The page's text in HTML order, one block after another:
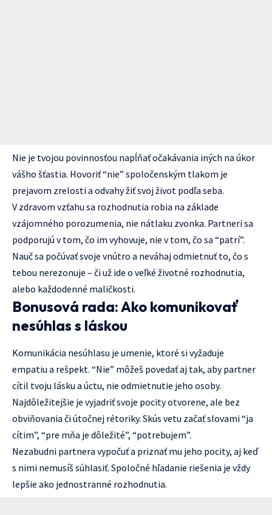
Nie je tvojou povinnosťou napĺňať očakávania iných na úkor
vášho šťastia. Hovoriť “nie” spoločenským tlakom je
prejavom zrelosti a odvahy žiť svoj život podľa seba.
V zdravom vzťahu sa rozhodnutia robia na základe
vzájomného porozumenia, nie nátlaku zvonka. Partneri sa
podporujú v tom, čo im vyhovuje, nie v tom, čo sa “patrí”.
Nauč sa počúvať svoje vnútro a neváhaj odmietnuť to, čo s
tebou nerezonuje – či už ide o veľké životné rozhodnutia,
alebo každodenné maličkosti.
Bonusová rada: Ako komunikovať
nesúhlas s láskou
Komunikácia nesúhlasu je umenie, ktoré si vyžaduje
empatiu a rešpekt. “Nie” môžeš povedať aj tak, aby partner
cítil tvoju lásku a úctu, nie odmietnutie jeho osoby.
Najdôležitejšie je vyjadriť svoje pocity otvorene, ale bez
obviňovania či útočnej rétoriky. Skús vetu začať slovami “ja
cítim”, “pre mňa je dôležité”, “potrebujem”.
Nezabudni partnera vypočuť a priznať mu jeho pocity, aj keď
s nimi nemusíš súhlasiť. Spoločné hľadanie riešenia je vždy
lepšie ako jednostranné rozhodnutia.